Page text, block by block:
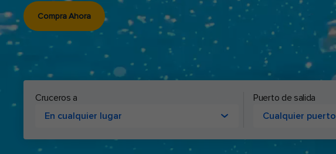
Compra Ahora
Cruceros a
En cualquier lugar
Puerto de salida
Cualquier puerto